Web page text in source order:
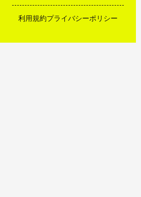
利用規約プライバシーポリシー